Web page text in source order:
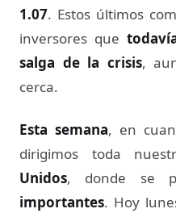
1.07. Estos últimos
inversores que
salga de la crisis,
cerca.
Esta semana, en
dirigimos toda
Unidos, donde se
importantes. Hoy